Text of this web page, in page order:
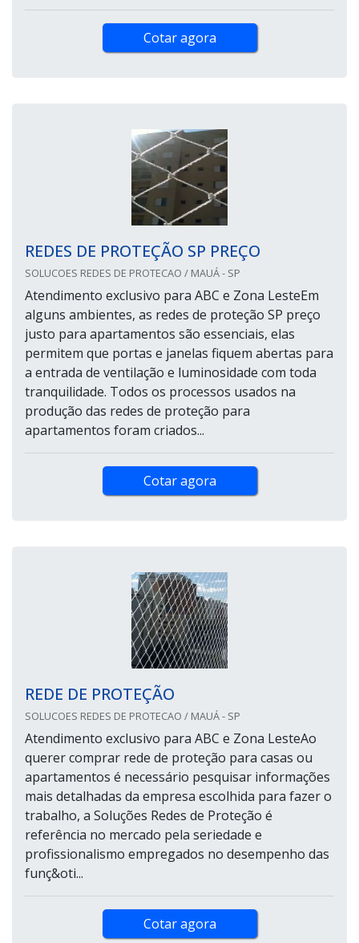
Cotar agora
REDES DE PROTEÇÃO SP PREÇO
SOLUCOES REDES DE PROTECAO / MAUÁ - SP
Atendimento exclusivo para ABC e Zona LesteEm
alguns ambientes, as redes de proteção SP preço
justo para apartamentos são essenciais, elas
permitem que portas e janelas fiquem abertas para
a entrada de ventilação e luminosidade com toda
tranquilidade. Todos os processos usados na
produção das redes de proteção para
apartamentos foram criados...
Cotar agora
REDE DE PROTEÇÃO
SOLUCOES REDES DE PROTECAO / MAUÁ - SP
Atendimento exclusivo para ABC e Zona LesteAo
querer comprar rede de proteção para casas ou
apartamentos é necessário pesquisar informações
mais detalhadas da empresa escolhida para fazer o
trabalho, a Soluções Redes de Proteção é
referência no mercado pela seriedade e
profissionalismo empregados no desempenho das
funç&oti...
Cotar agora